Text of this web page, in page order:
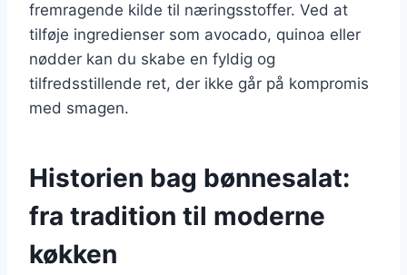
fremragende kilde til næringsstoffer. Ved at
tilføje ingredienser som avocado, quinoa eller
nødder kan du skabe en fyldig og
tilfredsstillende ret, der ikke går på kompromis
med smagen.
Historien bag bønnesalat:
fra tradition til moderne
køkken